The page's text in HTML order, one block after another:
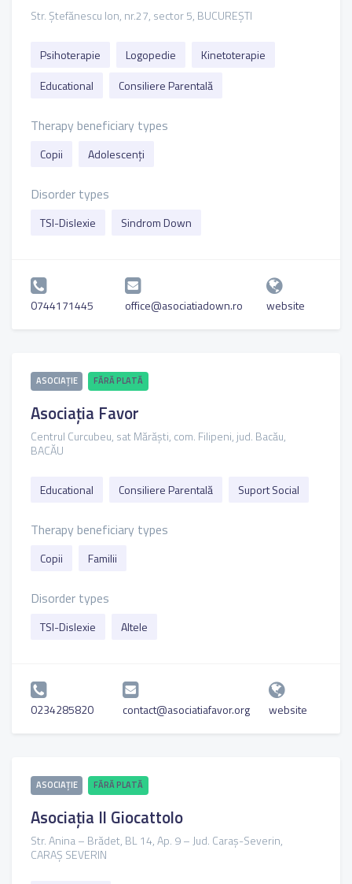
Str. Ștefănescu Ion, nr.27, sector 5, BUCUREȘTI
Psihoterapie Logopedie
Kinetoterapie
Educational
Consiliere Parentală
Therapy beneficiary types
Copii Adolescenți
Disorder types
TSI-Dislexie Sindrom Down
0744171445 office@asociatiadown.ro website
ASOCIAȚIE FĂRĂ PLATĂ
Asociația Favor
Centrul Curcubeu, sat Mărăști, com. Filipeni, jud. Bacău,
BACĂU
Educational Consiliere Parentală Suport Social
Therapy beneficiary types
Copii Familii
Disorder types
TSI-Dislexie Altele
0234285820 contact@asociatiafavor.org website
ASOCIAȚIE FĂRĂ PLATĂ
Asociația Il Giocattolo
Str. Anina – Brădet, BL 14, Ap. 9 – Jud. Caraş-Severin,
CARAȘ SEVERIN